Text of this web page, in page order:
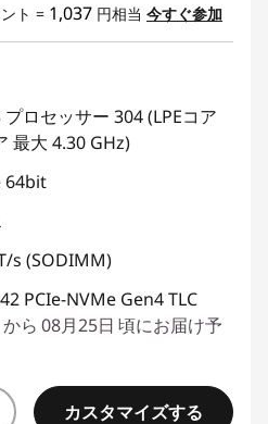
ト = 1,037 円相当 今すぐ参加
ロセッサー 304 (LPEコア
最大 4.30 GHz)
64bit
s (SODIMM)
PCIe-NVMe Gen4 TLC
ら 08月25日 頃にお届け予
カスタマイズする